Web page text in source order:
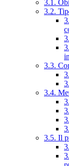
3.1.
3.2.
3.3.
3.4.
3.5. Il